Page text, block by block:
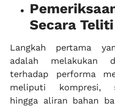
Secara Teliti
Langkah pertama
adalah melakukan
terhadap performa
meliputi kompresi,
hingga aliran bahan